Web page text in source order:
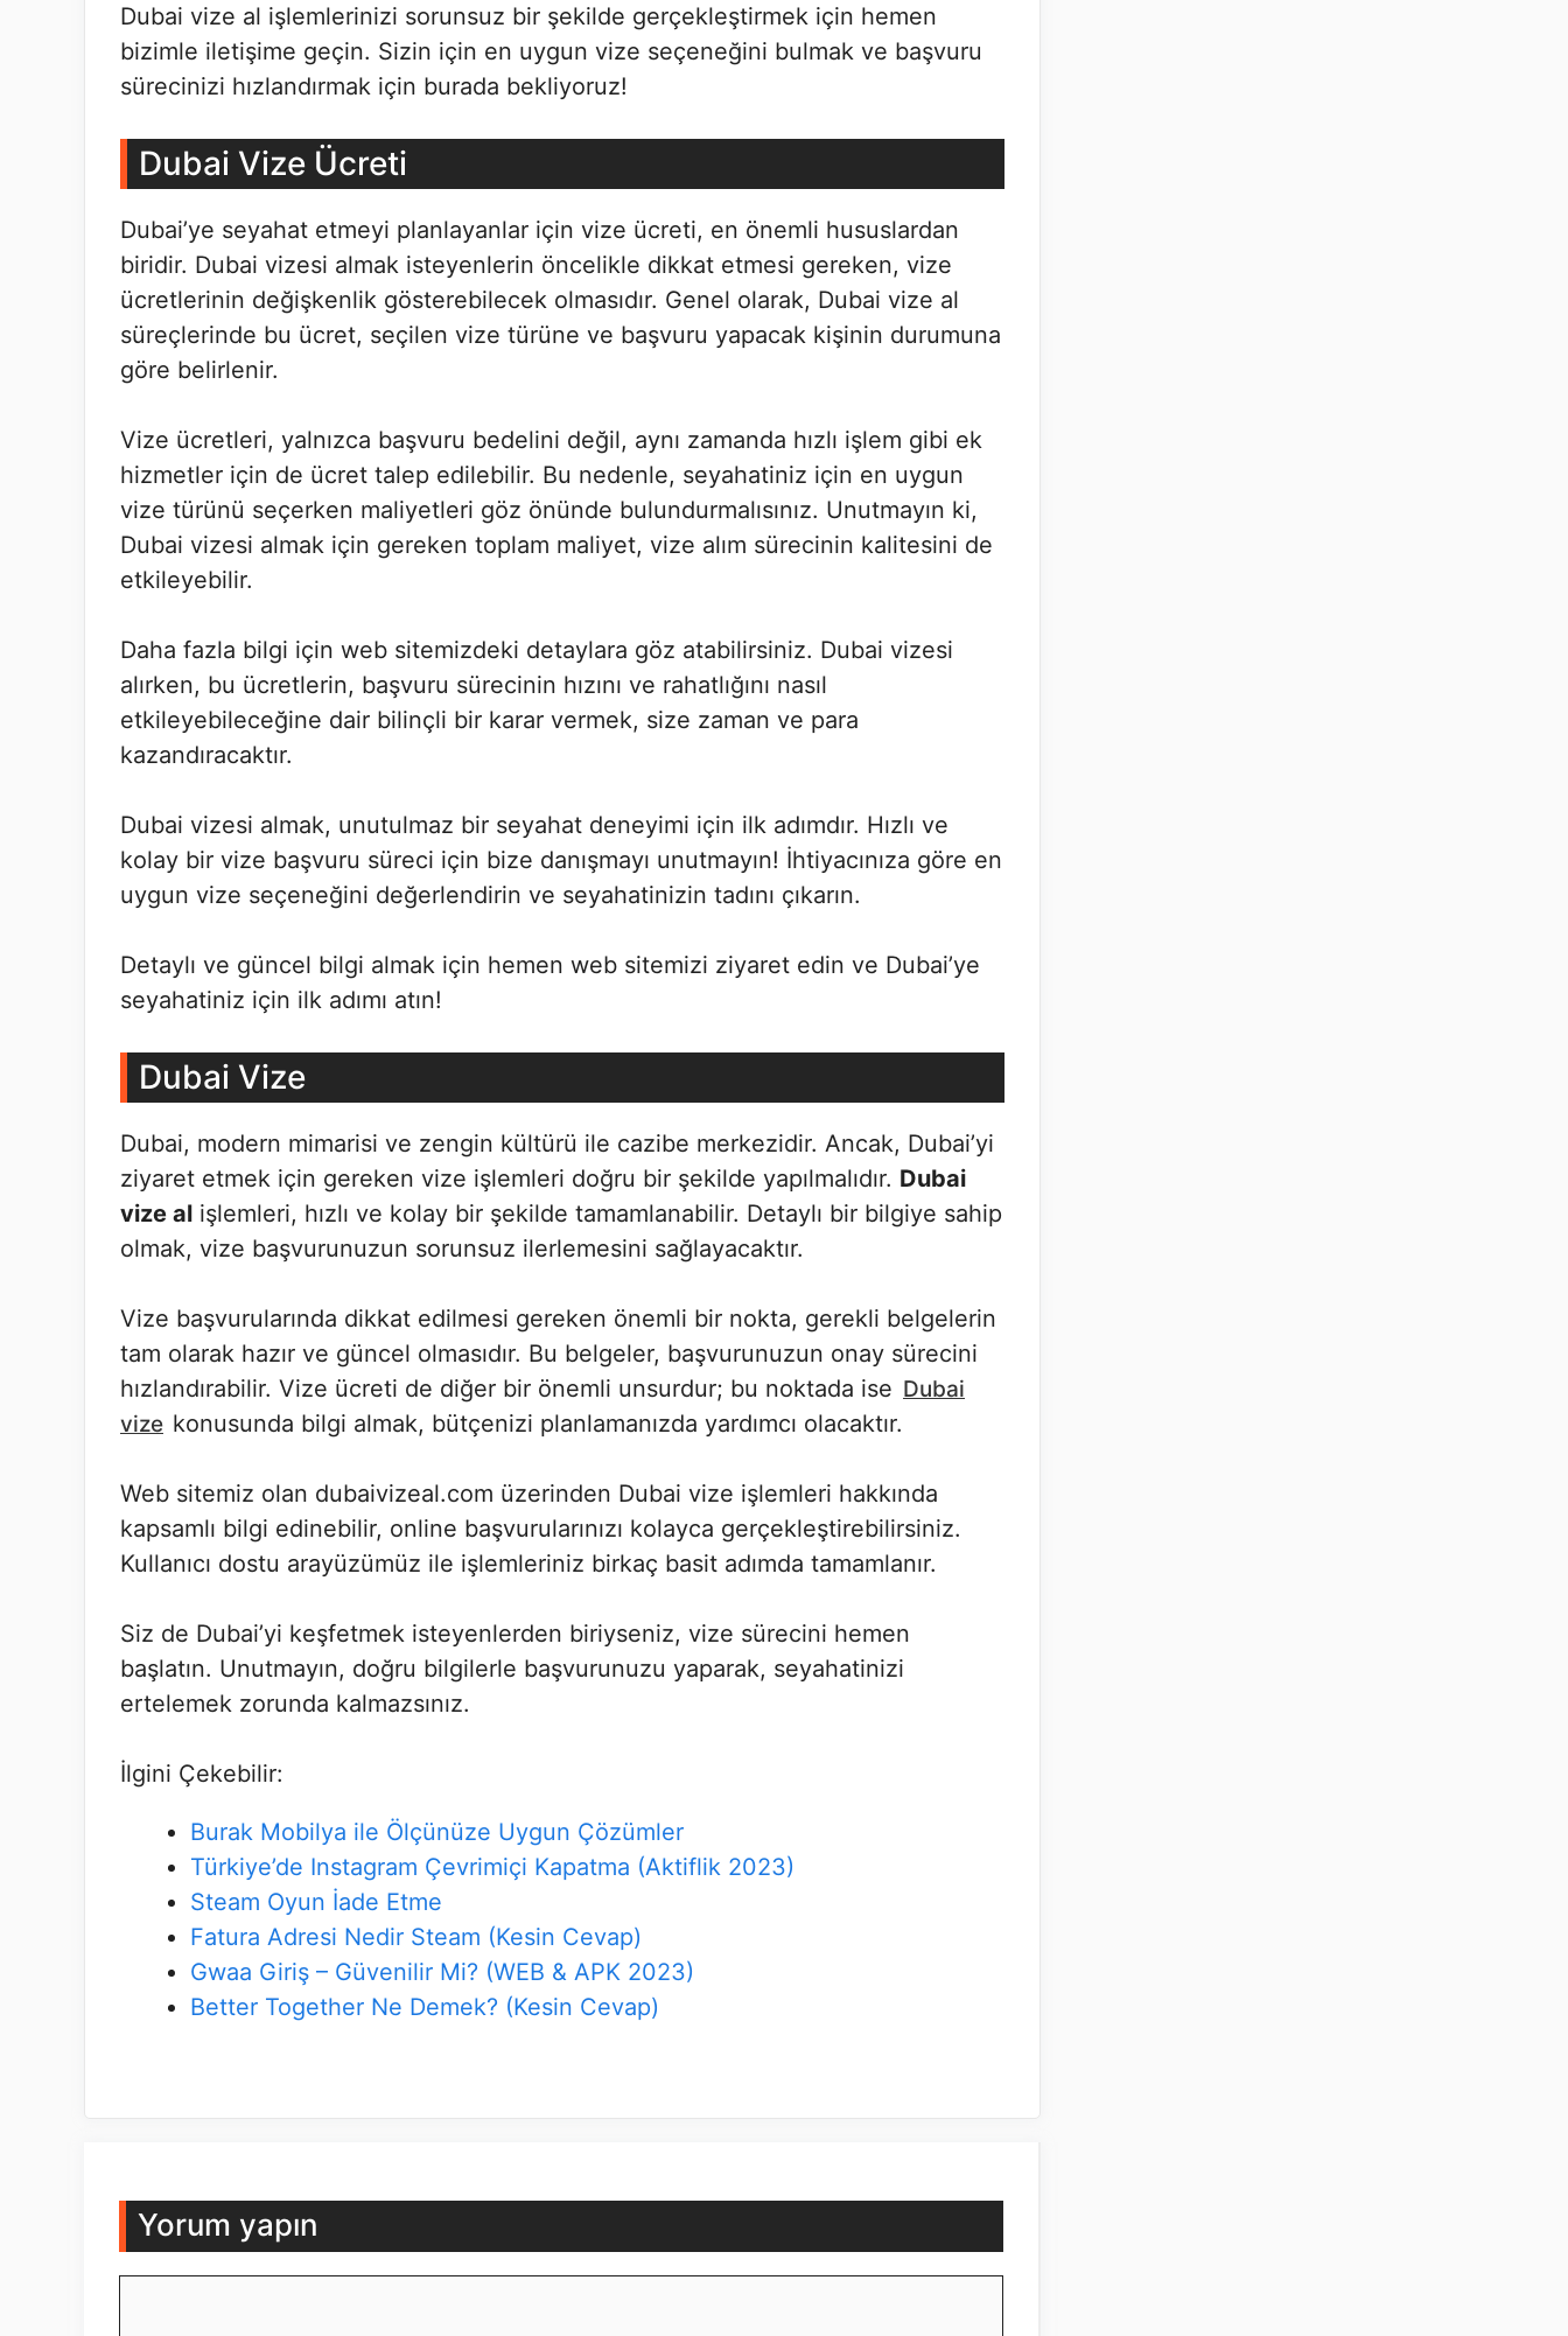
Dubai vize al işlemlerinizi sorunsuz bir şekilde gerçekleştirmek için hemen
bizimle iletişime geçin. Sizin için en uygun vize seçeneğini bulmak ve başvuru
sürecinizi hızlandırmak için burada bekliyoruz!
Dubai Vize Ücreti
Dubai’ye seyahat etmeyi planlayanlar için vize ücreti, en önemli hususlardan
biridir. Dubai vizesi almak isteyenlerin öncelikle dikkat etmesi gereken, vize
ücretlerinin değişkenlik gösterebilecek olmasıdır. Genel olarak, Dubai vize al
süreçlerinde bu ücret, seçilen vize türüne ve başvuru yapacak kişinin durumuna
göre belirlenir.
Vize ücretleri, yalnızca başvuru bedelini değil, aynı zamanda hızlı işlem gibi ek
hizmetler için de ücret talep edilebilir. Bu nedenle, seyahatiniz için en uygun
vize türünü seçerken maliyetleri göz önünde bulundurmalısınız. Unutmayın ki,
Dubai vizesi almak için gereken toplam maliyet, vize alım sürecinin kalitesini de
etkileyebilir.
Daha fazla bilgi için web sitemizdeki detaylara göz atabilirsiniz. Dubai vizesi
alırken, bu ücretlerin, başvuru sürecinin hızını ve rahatlığını nasıl
etkileyebileceğine dair bilinçli bir karar vermek, size zaman ve para
kazandıracaktır.
Dubai vizesi almak, unutulmaz bir seyahat deneyimi için ilk adımdır. Hızlı ve
kolay bir vize başvuru süreci için bize danışmayı unutmayın! İhtiyacınıza göre en
uygun vize seçeneğini değerlendirin ve seyahatinizin tadını çıkarın.
Detaylı ve güncel bilgi almak için hemen web sitemizi ziyaret edin ve Dubai’ye
seyahatiniz için ilk adımı atın!
Dubai Vize
Dubai, modern mimarisi ve zengin kültürü ile cazibe merkezidir. Ancak, Dubai’yi
ziyaret etmek için gereken vize işlemleri doğru bir şekilde yapılmalıdır. Dubai
vize al işlemleri, hızlı ve kolay bir şekilde tamamlanabilir. Detaylı bir bilgiye sahip
olmak, vize başvurunuzun sorunsuz ilerlemesini sağlayacaktır.
Vize başvurularında dikkat edilmesi gereken önemli bir nokta, gerekli belgelerin
tam olarak hazır ve güncel olmasıdır. Bu belgeler, başvurunuzun onay sürecini
hızlandırabilir. Vize ücreti de diğer bir önemli unsurdur; bu noktada ise Dubai
vize konusunda bilgi almak, bütçenizi planlamanızda yardımcı olacaktır.
Web sitemiz olan dubaivizeal.com üzerinden Dubai vize işlemleri hakkında
kapsamlı bilgi edinebilir, online başvurularınızı kolayca gerçekleştirebilirsiniz.
Kullanıcı dostu arayüzümüz ile işlemleriniz birkaç basit adımda tamamlanır.
Siz de Dubai’yi keşfetmek isteyenlerden biriyseniz, vize sürecini hemen
başlatın. Unutmayın, doğru bilgilerle başvurunuzu yaparak, seyahatinizi
ertelemek zorunda kalmazsınız.
İlgini Çekebilir:
Burak Mobilya ile Ölçünüze Uygun Çözümler
Türkiye’de Instagram Çevrimiçi Kapatma (Aktiflik 2023)
Steam Oyun İade Etme
Fatura Adresi Nedir Steam (Kesin Cevap)
Gwaa Giriş – Güvenilir Mi? (WEB & APK 2023)
Better Together Ne Demek? (Kesin Cevap)
Yorum yapın